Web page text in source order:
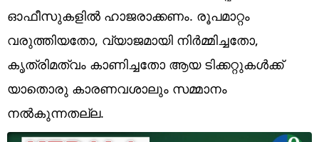
Web Story
Photo
Short Videos
ഓഫീസുകളിൽ ഹാജരാക്കണം. രൂപമാറ്റം
വരുത്തിയതോ, വ്യാജമായി നിർമ്മിച്ചതോ,
കൃത്രിമത്വം കാണിച്ചതോ ആയ ടിക്കറ്റുകൾക്ക്
യാതൊരു കാരണവശാലും സമ്മാനം
നൽകുന്നതല്ല.